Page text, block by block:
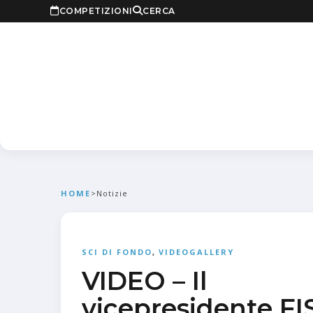
COMPETIZIONI CERCA
HOME > Notizie
SCI DI FONDO, VIDEOGALLERY
VIDEO – Il